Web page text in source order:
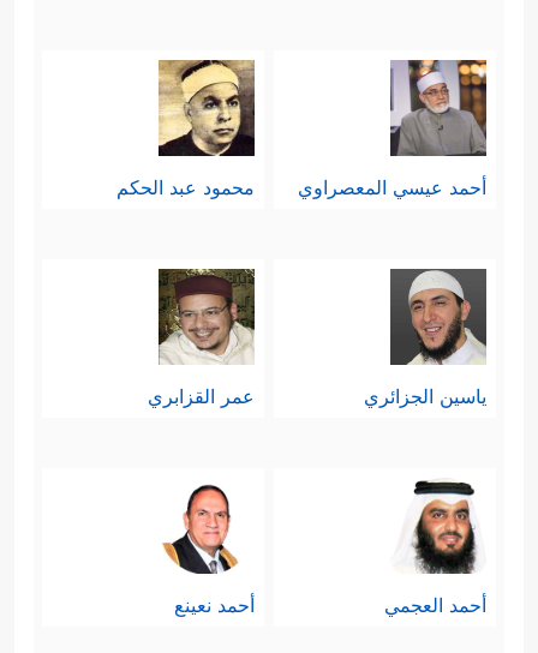
أحمد عيسي المعصراوي محمود عبد الحكم
ياسين الجزائري عمر القزابري
أحمد العجمي أحمد نعينع